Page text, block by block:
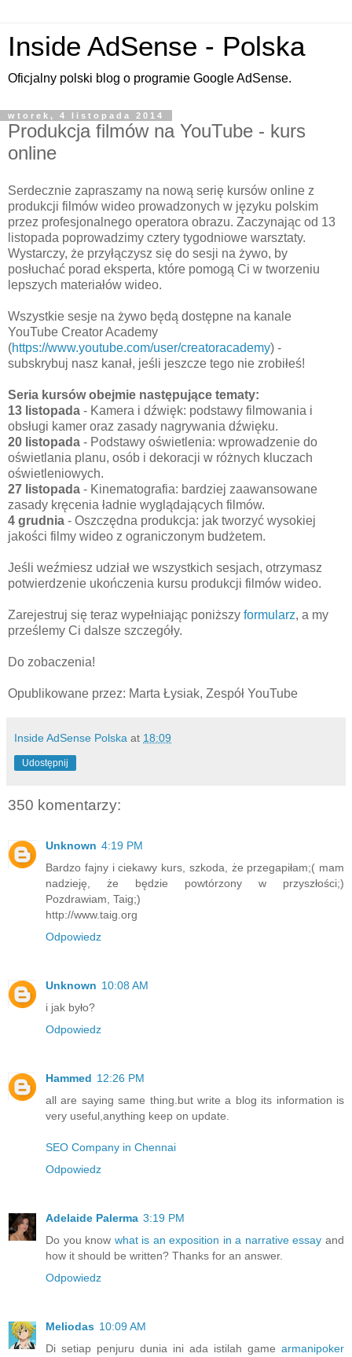
Inside AdSense - Polska
Oficjalny polski blog o programie Google AdSense.
wtorek, 4 listopada 2014
Produkcja filmów na YouTube - kurs
online
Serdecznie zapraszamy na nową serię kursów online z
produkcji filmów wideo prowadzonych w języku polskim
przez profesjonalnego operatora obrazu. Zaczynając od 13
listopada poprowadzimy cztery tygodniowe warsztaty.
Wystarczy, że przyłączysz się do sesji na żywo, by
posłuchać porad eksperta, które pomogą Ci w tworzeniu
lepszych materiałów wideo.
Wszystkie sesje na żywo będą dostępne na kanale
YouTube Creator Academy
(https://www.youtube.com/user/creatoracademy) -
subskrybuj nasz kanał, jeśli jeszcze tego nie zrobiłeś!
Seria kursów obejmie następujące tematy:
13 listopada - Kamera i dźwięk: podstawy filmowania i
obsługi kamer oraz zasady nagrywania dźwięku.
20 listopada - Podstawy oświetlenia: wprowadzenie do
oświetlania planu, osób i dekoracji w różnych kluczach
oświetleniowych.
27 listopada - Kinematografia: bardziej zaawansowane
zasady kręcenia ładnie wyglądających filmów.
4 grudnia - Oszczędna produkcja: jak tworzyć wysokiej
jakości filmy wideo z ograniczonym budżetem.
Jeśli weźmiesz udział we wszystkich sesjach, otrzymasz
potwierdzenie ukończenia kursu produkcji filmów wideo.
Zarejestruj się teraz wypełniając poniższy formularz, a my
prześlemy Ci dalsze szczegóły.
Do zobaczenia!
Opublikowane przez: Marta Łysiak, Zespół YouTube
Inside AdSense Polska at 18:09
Udostępnij
350 komentarzy:
Unknown 4:19 PM
Bardzo fajny i ciekawy kurs, szkoda, że przegapiłam;( mam
nadzieję, że będzie powtórzony w przyszłości;)
Pozdrawiam, Taig;)
http://www.taig.org
Odpowiedz
Unknown 10:08 AM
i jak było?
Odpowiedz
Hammed 12:26 PM
all are saying same thing.but write a blog its information is
very useful,anything keep on update.
SEO Company in Chennai
Odpowiedz
Adelaide Palerma 3:19 PM
Do you know what is an exposition in a narrative essay and
how it should be written? Thanks for an answer.
Odpowiedz
Meliodas 10:09 AM
Di setiap penjuru dunia ini ada istilah game armanipoker